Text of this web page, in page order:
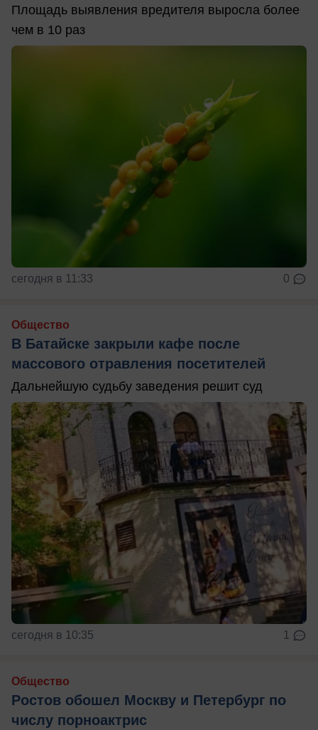
Площадь выявления вредителя выросла более
чем в 10 раз
сегодня в 11:33 0
Общество
В Батайске закрыли кафе после
массового отравления посетителей
Дальнейшую судьбу заведения решит суд
сегодня в 10:35 1
Общество
Ростов обошел Москву и Петербург по
числу порноактрис